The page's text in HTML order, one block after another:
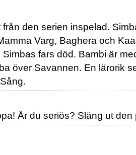
från den serien inspelad.
Varg, Baghera och
fars död. Bambi är
över Savannen. En lärorik
Är du seriös? Släng ut den